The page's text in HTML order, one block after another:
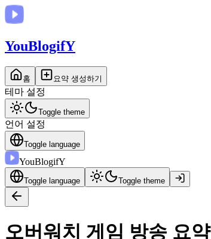
YouBlogifY
홈 요약 생성하기
테마 설정
Toggle theme
언어 설정
Toggle language
YouBlogifY
Toggle language Toggle theme
오버워치 게임 방송 요약